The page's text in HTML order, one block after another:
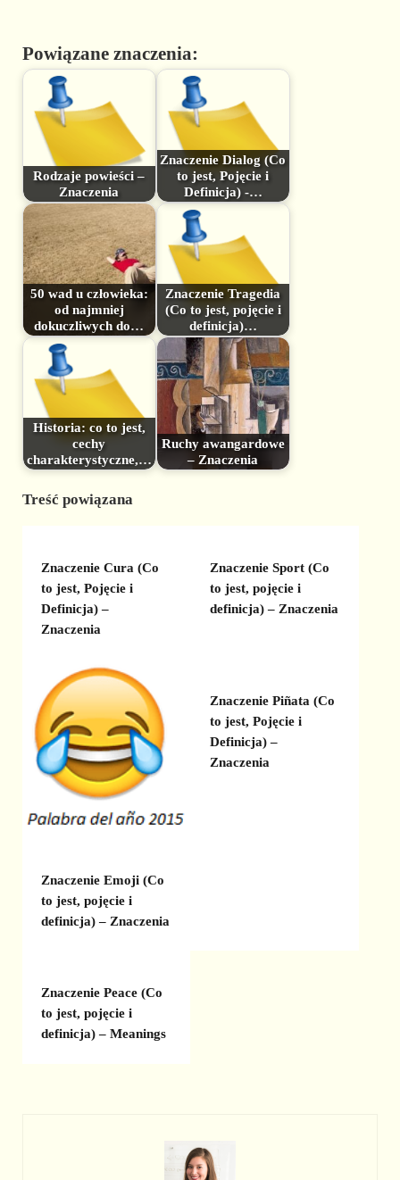
Powiązane znaczenia:
Rodzaje powieści –
Znaczenia
Znaczenie Dialog (Co
to jest, Pojęcie i
Definicja) -…
50 wad u człowieka:
od najmniej
dokuczliwych do…
Znaczenie Tragedia
(Co to jest, pojęcie i
definicja)…
Historia: co to jest,
cechy
charakterystyczne,…
Ruchy awangardowe
– Znaczenia
Treść powiązana
Znaczenie Cura (Co
to jest, Pojęcie i
Definicja) –
Znaczenia
Znaczenie Sport (Co
to jest, pojęcie i
definicja) – Znaczenia
Znaczenie Emoji (Co
to jest, pojęcie i
definicja) – Znaczenia
Znaczenie Piñata (Co
to jest, Pojęcie i
Definicja) –
Znaczenia
Znaczenie Peace (Co
to jest, pojęcie i
definicja) – Meanings